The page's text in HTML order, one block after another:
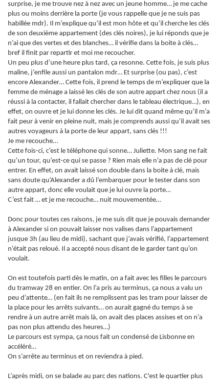
surprise, je me trouve nez à nez avec un jeune homme… je me cache
plus ou moins derrière la porte (je vous rappelle que je ne suis pas
habillée mdr). Il m’explique qu’il est mon hôte et qu’il cherche les clés
de son deuxième appartement (des clés noires), je lui réponds que je
n’ai que des vertes et des blanches… il vérifie dans la boite à clés…
bref il finit par repartir et moi me recoucher.
Un peu plus d’une heure plus tard, ça resonne. Cette fois, je suis plus
maline, j’enfile aussi un pantalon mdr… Et surprise (ou pas), c’est
encore Alexander… Cette fois, il prend le temps de m’expliquer que la
femme de ménage a laissé les clés de son autre appart chez nous (il a
réussi à la contacter, il fallait chercher dans le tableau électrique…), en
effet, on ouvre et je lui donne les clés. Je lui dit quand même qu’il m’a
fait peur à venir en pleine nuit, mais je comprends aussi qu’il avait ses
autres voyageurs à la porte de leur appart, sans clés !!!
Je me recouche…
Cette fois-ci, c’est le téléphone qui sonne… Juliette. Mon sang ne fait
qu’un tour, qu’est-ce qui se passe ? Rien mais elle n’a pas de clé pour
entrer. En effet, on avait laissé son double dans la boite à clé, mais
sans doute qu’Alexander a dû l’embarquer pour le tester dans son
autre appart, donc elle voulait que je lui ouvre la porte…
C’est fait … et je me recouche… nuit mouvementée…
Donc pour toutes ces raisons, je me suis dit que je pouvais demander
à Alexander si on pouvait laisser nos valises dans l’appartement
jusque 3h (au lieu de midi), sachant que j’avais vérifié, l’appartement
n’était pas reloué. Il a accepté nous disant de le garder tant qu’on
voulait.
On est toutefois parti dès le matin, on a fait avec les filles le parcours
du tramway 28 en entier. On l’a pris au terminus, ça nous a valu un
peu d’attente… (en fait ils ne remplissent pas les tram pour laisser de
la place pour les arrêts suivants… on aurait gagné du temps à se
rendre à un autre arrêt mais là, on avait des places assises et on n’a
pas non plus attendu des heures…)
Le parcours est sympa, ça nous fait un condensé de Lisbonne en
accéléré…
On s’arrête au terminus et on reviendra à pied.
L’après midi, on se balade au parc des nations. C'est le quartier plus